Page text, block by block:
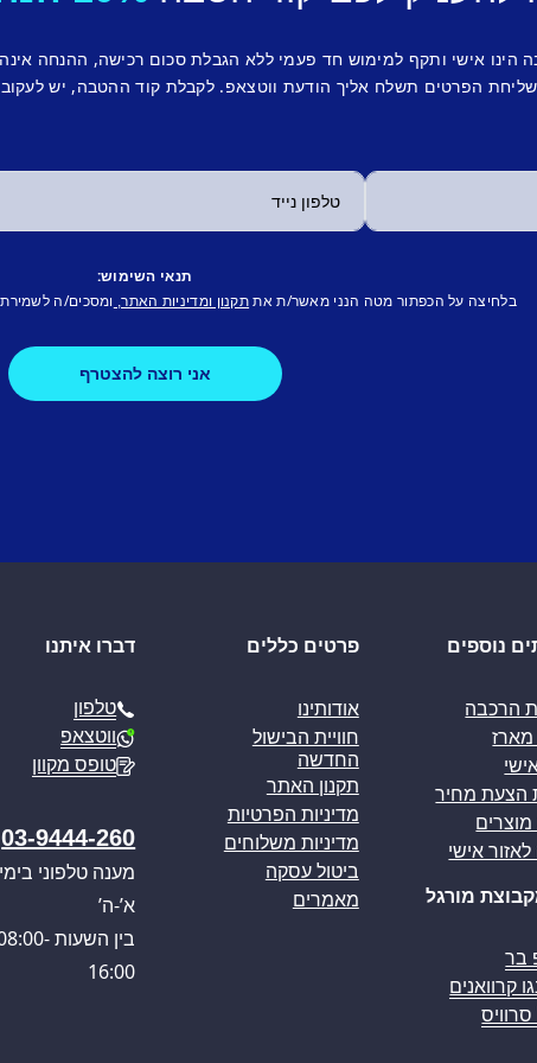
הינו אישי ותקף למימוש חד פעמי ללא הגבלת סכום רכישה, ההנחה
הפרטים תשלח אליך הודעת ווטצאפ. לקבלת קוד ההטבה, יש
תנאי השימוש:
בלחיצה על הכפתור מטה הנני מאשר/ת את תקנון ומדיניות האתר, ומסכים/ה לשמירת
נוספים
הרכבה
מארז
הצעת מחיר
מוצרים
אישי
מורגל
בר
קרוואנים
פרטים כללים
אודותינו
חוויית הבישול
החדשה
תקנון האתר
מדיניות הפרטיות
מדיניות משלוחים
ביטול עסקה
מאמרים
דברו איתנו
טלפון
ווטצאפ
טופס מקוון
03-9444-260
מענה טלפוני
א’-ה’
בין השעות
16:00